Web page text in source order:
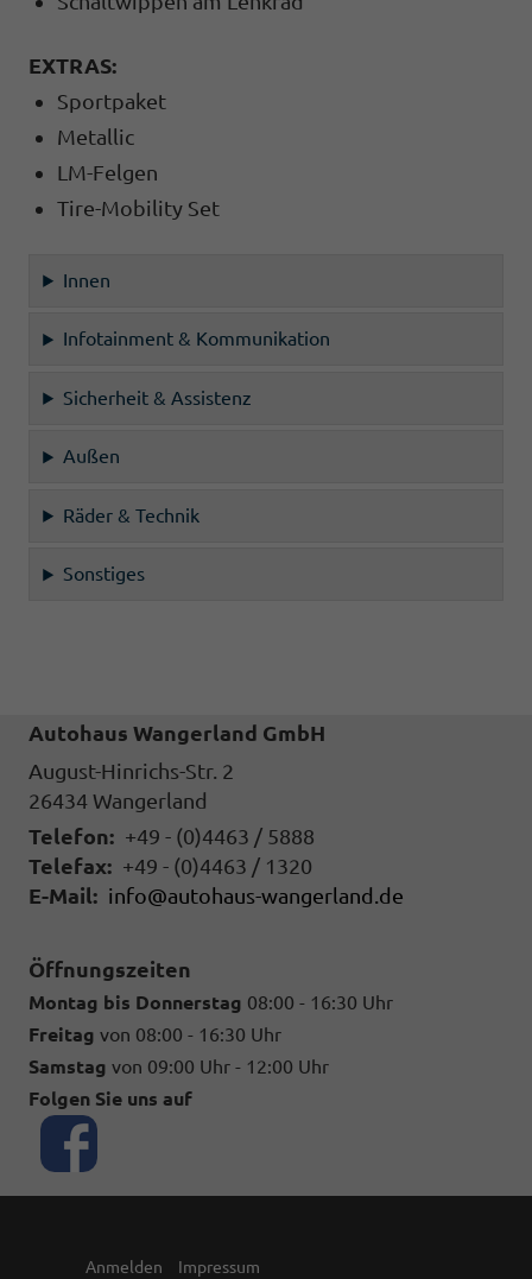
EXTRAS:
Sportpaket
Metallic
LM-Felgen
Tire-Mobility Set
Innen
Infotainment & Kommunikation
Sicherheit & Assistenz
Außen
Räder & Technik
Sonstiges
Autohaus Wangerland GmbH
August-Hinrichs-Str. 2
26434 Wangerland
Telefon: +49 - (0)4463 / 5888
Telefax: +49 - (0)4463 / 1320
E-Mail: info@autohaus-wangerland.de
Öffnungszeiten
Montag bis Donnerstag 08:00 - 16:30 Uhr
Freitag von 08:00 - 16:30 Uhr
Samstag von 09:00 Uhr - 12:00 Uhr
Folgen Sie uns auf
Anmelden Impressum